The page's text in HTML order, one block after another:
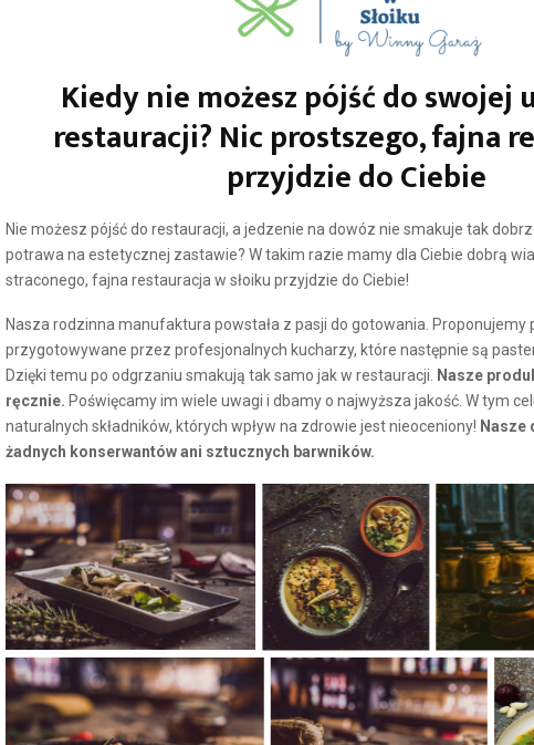
Kiedy nie możesz pójść do swojej
restauracji? Nic prostszego, fajna
przyjdzie do Ciebie
Nie możesz pójść do restauracji, a jedzenie na dowóz nie smakuje tak
potrawa na estetycznej zastawie? W takim razie mamy dla Ciebie dobrą
straconego, fajna restauracja w słoiku przyjdzie do Ciebie!
Nasza rodzinna manufaktura powstała z pasji do gotowania. Proponujemy
przygotowywane przez profesjonalnych kucharzy, które następnie są
Dzięki temu po odgrzaniu smakują tak samo jak w restauracji.
Nasze
ręcznie. Poświęcamy im wiele uwagi i dbamy o najwyższa jakość. W tym
naturalnych składników, których wpływ na zdrowie jest nieoceniony! Nasze
żadnych konserwantów ani sztucznych barwników.